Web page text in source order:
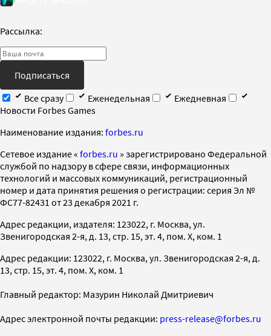
Рассылка:
Подписаться
Все сразу
Еженедельная
Ежедневная
Новости Forbes Games
Наименование издания: forbes.ru
Cетевое издание « forbes.ru » зарегистрировано Федеральной
службой по надзору в сфере связи, информационных
технологий и массовых коммуникаций, регистрационный
номер и дата принятия решения о регистрации: серия Эл №
ФС77-82431 от 23 декабря 2021 г.
Адрес редакции, издателя: 123022, г. Москва, ул.
Звенигородская 2-я, д. 13, стр. 15, эт. 4, пом. X, ком. 1
Адрес редакции: 123022, г. Москва, ул. Звенигородская 2-я, д.
13, стр. 15, эт. 4, пом. X, ком. 1
Главный редактор: Мазурин Николай Дмитриевич
Адрес электронной почты редакции: press-release@forbes.ru